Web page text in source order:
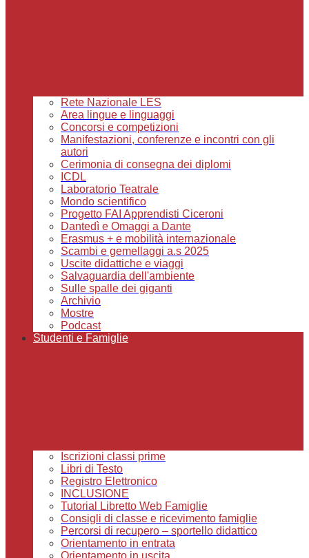
Rete Nazionale LES
Area lingue e linguaggi
Concorsi e competizioni
Manifestazioni, conferenze e incontri con gli
autori
Cerimonia di consegna dei diplomi
ICDL
Laboratorio Teatrale
Mondo scientifico
Progetto FAI Apprendisti Ciceroni
Dantedì e Omaggi a Dante
Erasmus + e mobilità internazionale
Scambi e gemellaggi a.s 2025
Uscite didattiche e viaggi
Salvaguardia dell'ambiente
Sulle spalle dei giganti
Archivio
Mostre
Podcast
Studenti e Famiglie
Iscrizioni classi prime
Libri di Testo
Registro Elettronico
INCLUSIONE
Tutorial Libretto Web Famiglie
Consigli di classe e ricevimento famiglie
Percorsi di recupero – sportello didattico
Orientamento in entrata